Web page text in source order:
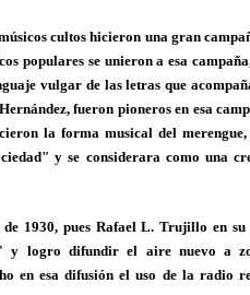
cultos hicieron una gran
populares se unieron a esa
vulgar de las letras que
fueron pioneros en esa
la forma musical del
y se considerara como una
1930, pues Rafael L. Trujillo en su
y logro difundir el aire nuevo a
en esa difusión el uso de la radio